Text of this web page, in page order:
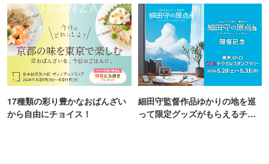
17種類の彩り豊かなおばんざい
から自由にチョイス！
細田守監督作品ゆかりの地を巡
って限定グッズがもらえるチャ